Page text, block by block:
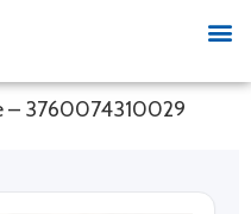
– 3760074310029